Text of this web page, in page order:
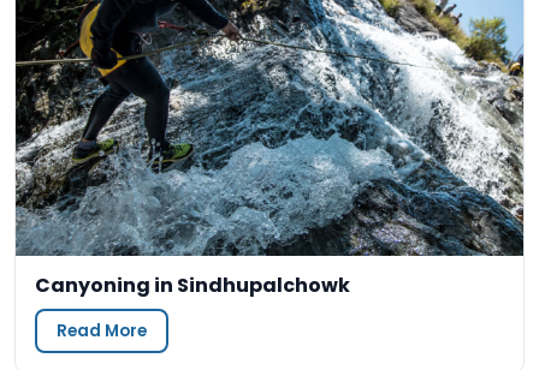
Canyoning in Sindhupalchowk
Read More